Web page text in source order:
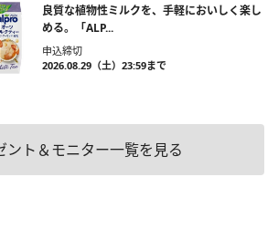
良質な植物性ミルクを、手軽においしく楽し
める。「ALP...
申込締切
2026.08.29（土）23:59まで
ント＆モニター一覧を見る